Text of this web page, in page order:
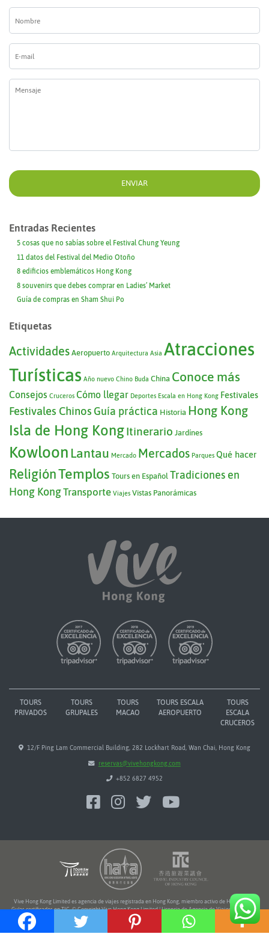
E-
mail
*
Mensaje
Entradas Recientes
5 cosas que no sabías sobre el Festival Chung Yeung
11 datos del Festival del Medio Otoño
8 edificios emblemáticos Hong Kong
8 souvenirs que debes comprar en Ladies’ Market
Guía de compras en Sham Shui Po
Etiquetas
Actividades Aeropuerto Arquitectura Asia Atracciones
Turísticas Año nuevo Chino Buda China Conoce más
Consejos Cruceros Cómo llegar Deportes Escala en Hong Kong Festivales
Festivales Chinos Guía práctica Historia Hong Kong
Isla de Hong KongItinerario Jardínes
Kowloon Lantau Mercado Mercados Parques Qué hacer
ReligiónTemplos Tours en Español Tradiciones en
Hong KongTransporte Viajes Vistas Panorámicas
TOURS
PRIVADOS
TOURS
GRUPALES
TOURS
MACAO
TOURS ESCALA
AEROPUERTO
TOURS
ESCALA
CRUCEROS
12/F Ping Lam Commercial Building, 282 Lockhart Road, Wan Chai, Hong Kong
reservas@vivehongkong.com
+852 6827 4952
Vive Hong Kong Limited es agencia de viajes registrada en Hong Kong, miembro activo de HATA y TIC.
Guías certificados en TIC. © Copyright Vive Hong Kong Limited | Licencia de Agencia de Viajes Nº 354216
Ameba Creative Studio